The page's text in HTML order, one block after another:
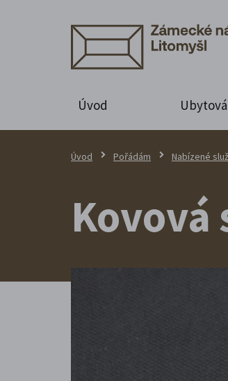
Úvod
Úvod Pořádám Nabízené
Kovová